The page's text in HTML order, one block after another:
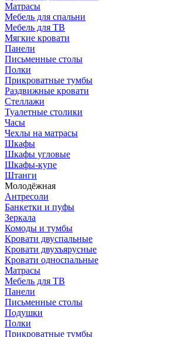
Матрасы
Мебель для спальни
Мебель для ТВ
Мягкие кровати
Панели
Письменные столы
Полки
Прикроватные тумбы
Раздвижные кровати
Стеллажи
Туалетные столики
Часы
Чехлы на матрасы
Шкафы
Шкафы угловые
Шкафы-купе
Штанги
Молодёжная
Антресоли
Банкетки и пуфы
Зеркала
Комоды и тумбы
Кровати двуспальные
Кровати двухъярусные
Кровати односпальные
Матрасы
Мебель для ТВ
Панели
Письменные столы
Подушки
Полки
Прикроватные тумбы